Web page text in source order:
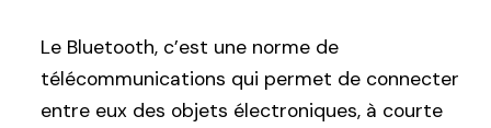
Le Bluetooth, c’est une norme de
télécommunications qui permet de connecter
entre eux des objets électroniques, à courte